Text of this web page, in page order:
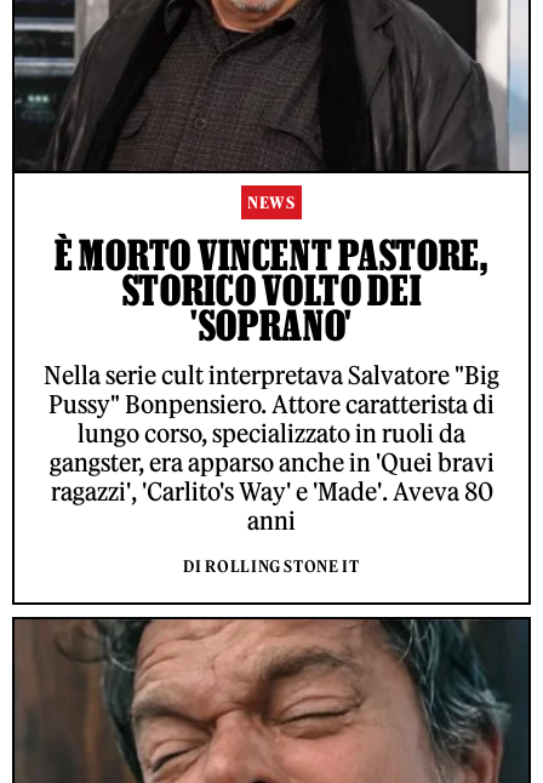
NEWS
È MORTO VINCENT PASTORE,
STORICO VOLTO DEI
'SOPRANO'
Nella serie cult interpretava Salvatore "Big
Pussy" Bonpensiero. Attore caratterista di
lungo corso, specializzato in ruoli da
gangster, era apparso anche in 'Quei bravi
ragazzi', 'Carlito's Way' e 'Made'. Aveva 80
anni
DI ROLLING STONE IT